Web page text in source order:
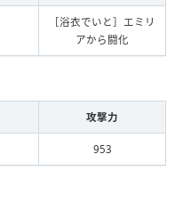
［浴衣でいと］エミリ
アから闘化
攻撃力
953